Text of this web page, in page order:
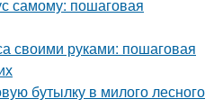
самому: пошаговая
своими руками: пошаговая
бутылку в милого лесного